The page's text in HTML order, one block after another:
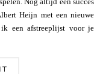
Heijn met een nieuwe
een afstreeplijst voor je